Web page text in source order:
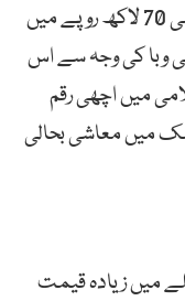
کورونا وائرس سے قبل اسی پھل کی نیلامی 70 لاکھ روپے میں
وبا کی وجہ سے اس
میں اچھی رقم
میں معاشی بحالی
میں زیادہ قیمت